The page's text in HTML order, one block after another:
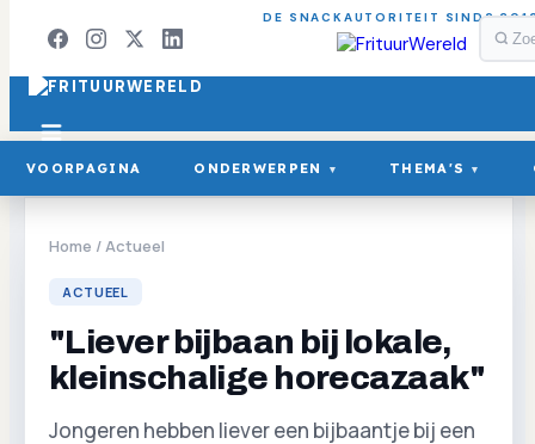
DE SNACKAUTORITEIT SINDS
VOORPAGINA ONDERWERPEN ▾ THEMA'S ▾
Home /Actueel
ACTUEEL
"Liever bijbaan bij lokale,
kleinschalige horecazaak"
Jongeren hebben liever een bijbaantje bij een